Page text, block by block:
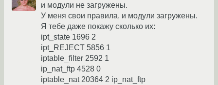
и модули не загружены.
У меня свои правила, и модули загружены.
Я тебе даже покажу сколько их:
ipt_state 1696 2
ipt_REJECT 5856 1
iptable_filter 2592 1
ip_nat_ftp 4528 0
iptable_nat 20364 2 ip_nat_ftp